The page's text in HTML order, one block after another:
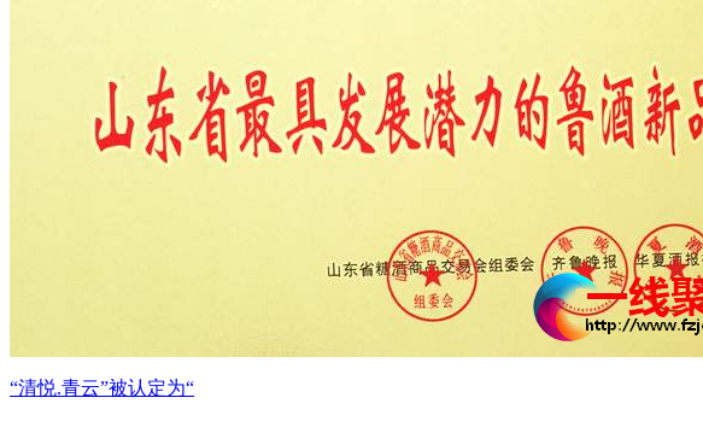
“清悦.青云”被认定为“